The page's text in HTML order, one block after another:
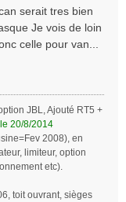
serait tres bien
Je vois de loin
celle pour van...
JBL, Ajouté RT5 +
20/8/2014
2008), en
limiteur, option
etc).
toit ouvrant, sièges